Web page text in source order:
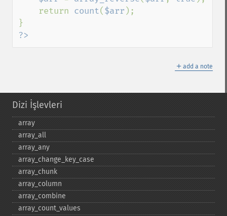
    return
count( $arr );
?>
＋ add a note
Dizi İşlevleri
array
array_​all
array_​any
array_​change_​key_​case
array_​chunk
array_​column
array_​combine
array_​count_​values